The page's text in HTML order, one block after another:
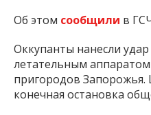
Об этом сообщили в
Оккупанты нанесли
летательным
пригородов Запорожья.
конечная остановка